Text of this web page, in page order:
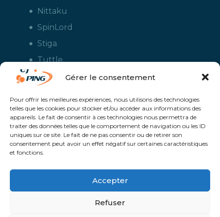
Gérer le consentement
Pour offrir les meilleures expériences, nous utilisons des technologies
telles que les cookies pour stocker et/ou accéder aux informations des
appareils. Le fait de consentir à ces technologies nous permettra de
traiter des données telles que le comportement de navigation ou les ID
uniques sur ce site. Le fait de ne pas consentir ou de retirer son
consentement peut avoir un effet négatif sur certaines caractéristiques
et fonctions.
Accepter
Refuser
Nittaku
SpinLord
Stiga
Tuttle
Xiom
le tennis de table - Boutique en ligne ouverte aux clubs de ping pong,
aux écoles et aux pongistes amateurs - Raquettes de ping pong, sacs,
housses, chaussures, balles, tables de ping pong, colles, nettoyants,